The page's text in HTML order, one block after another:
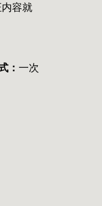
容就
： 一次